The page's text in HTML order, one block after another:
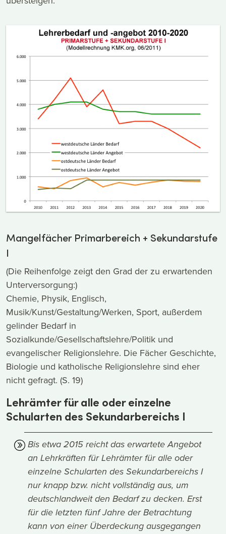
Mangelfächer Primarbereich + Sekundarstufe
I
(Die Reihenfolge zeigt den Grad der zu erwartenden
Unterversorgung:)
Chemie, Physik, Englisch,
Musik/Kunst/Gestaltung/Werken, Sport, außerdem
gelinder Bedarf in
Sozialkunde/Gesellschaftslehre/Politik und
evangelischer Religionslehre. Die Fächer Geschichte,
Biologie und katholische Religionslehre sind eher
nicht gefragt. (S. 19)
Lehrämter für alle oder einzelne
Schularten des Sekundarbereichs I
Bis etwa 2015 reicht das erwartete Angebot
an Lehrkräften für Lehrämter für alle oder
einzelne Schularten des Sekundarbereichs I
nur knapp bzw. nicht vollständig aus, um
deutschlandweit den Bedarf zu decken. Erst
für die letzten fünf Jahre der Betrachtung
kann von einer Überdeckung ausgegangen